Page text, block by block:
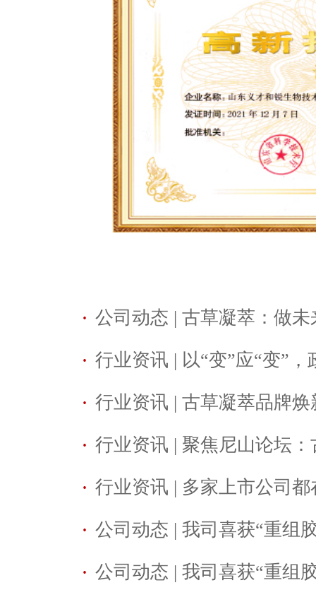
· 公司动态 | 古草凝萃：做
· 行业资讯 | 以“变”应“变”
· 行业资讯 | 古草凝萃品牌
· 行业资讯 | 聚焦尼山论坛
· 行业资讯 | 多家上市公司
· 公司动态 | 我司喜获“重组
· 公司动态 | 我司喜获“重组